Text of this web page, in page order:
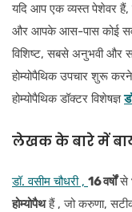
यदि आप एक व्यस्त पेशेवर
और आपके आस-पास कोई
विशिष्ट, सबसे अनुभवी और
होम्योपैथिक उपचार शुरू
होम्योपैथिक डॉक्टर विशेषज्ञ
लेखक के बारे में
डॉ. वसीम चौधरी , 16 वर्षोंसे
होम्योपैथहैं , जो करुणा,